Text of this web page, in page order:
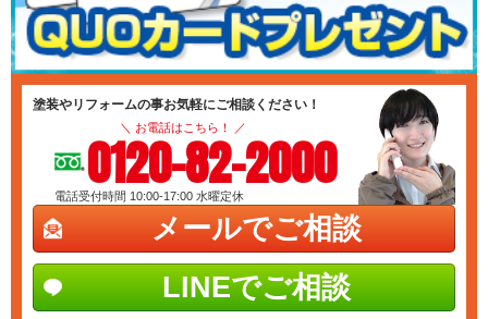
塗装やリフォームの事お気軽にご相談ください！
＼ お電話はこちら！ ／
0120-82-2000
電話受付時間 10:00-17:00 水曜定休
メールでご相談
LINEでご相談